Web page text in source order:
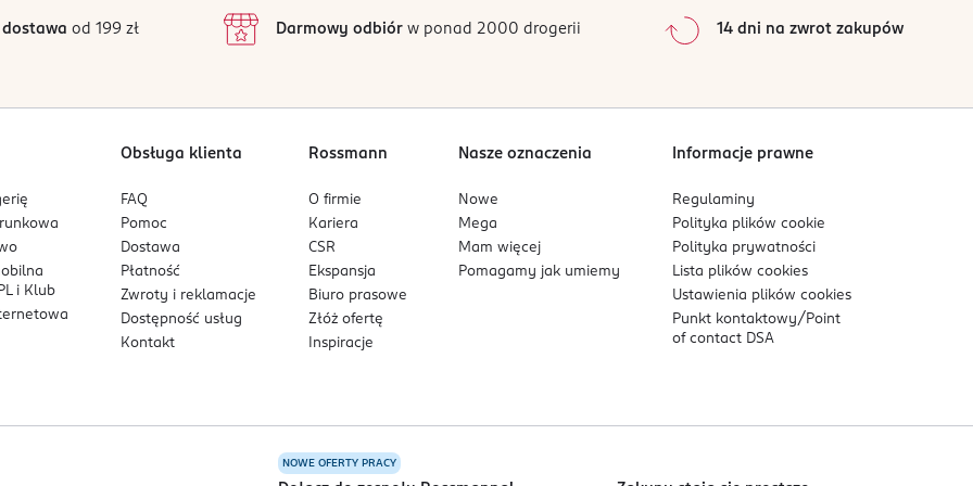
snu.
jest przeznaczony dla osób, które chcązadbać o kompleksową pielęgnację przeciwzmarszczkową przez całą
zmarszczek przy regularnym stosowaniu.
2
1
0%
Sortowanie wgdata: od najnowszej
dostawa od 199 zł Darmowy odbiórw ponad 2000 drogerii 14 dni na zwrot zakupów
i Klub
Obsługa klienta
FAQ
Pomoc
Dostawa
Płatność
Zwroty i reklamacje
Dostępność usług
Kontakt
Rossmann
O firmie
Kariera
CSR
Ekspansja
Biuro prasowe
Złóż ofertę
Inspiracje
Nasze oznaczenia
Nowe
Mega
Mam więcej
Pomagamy jak umiemy
Informacje prawne
Regulaminy
Polityka plikówcookie
Polityka prywatności
Lista plikówcookies
Ustawienia plikówcookies
Punkt kontaktowy/ Point
of contact DSA
NOWE OFERTY PRACY